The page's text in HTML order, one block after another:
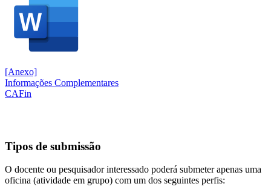
[Anexo]
Informações Complementares
CAFin
Tipos de submissão
O docente ou pesquisador interessado poderá submeter apenas uma
oficina (atividade em grupo) com um dos seguintes perfis: